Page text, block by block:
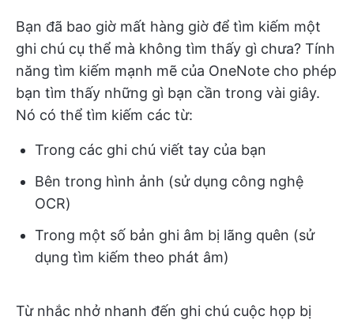
Bạn đã bao giờ mất hàng giờ để tìm kiếm một
ghi chú cụ thể mà không tìm thấy gì chưa? Tính
năng tìm kiếm mạnh mẽ của OneNote cho phép
bạn tìm thấy những gì bạn cần trong vài giây.
Nó có thể tìm kiếm các từ:
Trong các ghi chú viết tay của bạn
Bên trong hình ảnh (sử dụng công nghệ
OCR)
Trong một số bản ghi âm bị lãng quên (sử
dụng tìm kiếm theo phát âm)
Từ nhắc nhở nhanh đến ghi chú cuộc họp bị